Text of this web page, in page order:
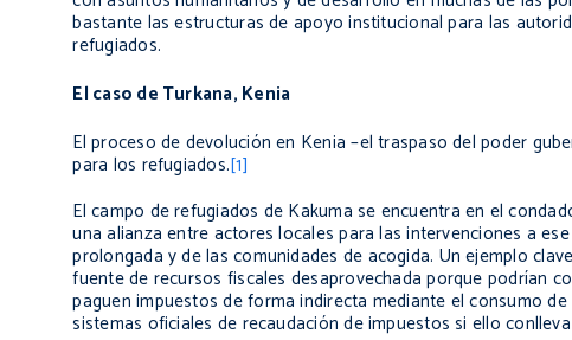
bastante las estructuras de apoyo institucional para las
refugiados.
El caso de Turkana, Kenia
El proceso de devolución en Kenia –el traspaso del poder
para los refugiados.[1]
El campo de refugiados de Kakuma se encuentra en el
una alianza entre actores locales para las intervenciones a
prolongada y de las comunidades de acogida. Un ejemplo
fuente de recursos fiscales desaprovechada porque podrían
paguen impuestos de forma indirecta mediante el consumo
sistemas oficiales de recaudación de impuestos si ello